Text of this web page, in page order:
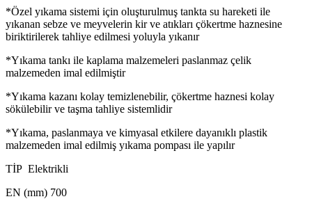
*Özel yıkama sistemi için oluşturulmuş tankta su hareketi ile
yıkanan sebze ve meyvelerin kir ve atıkları çökertme haznesine
biriktirilerek tahliye edilmesi yoluyla yıkanır
*Yıkama tankı ile kaplama malzemeleri paslanmaz çelik
malzemeden imal edilmiştir
*Yıkama kazanı kolay temizlenebilir, çökertme haznesi kolay
sökülebilir ve taşma tahliye sistemlidir
*Yıkama, paslanmaya ve kimyasal etkilere dayanıklı plastik
malzemeden imal edilmiş yıkama pompası ile yapılır
TİP Elektrikli
EN (mm) 700